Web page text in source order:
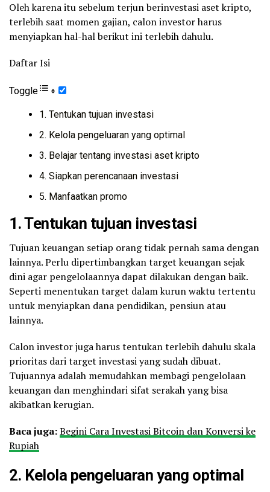
Oleh karena itu sebelum terjun berinvestasi aset kripto,
terlebih saat momen gajian, calon investor harus
menyiapkan hal-hal berikut ini terlebih dahulu.
Daftar Isi
Toggle
1. Tentukan tujuan investasi
2. Kelola pengeluaran yang optimal
3. Belajar tentang investasi aset kripto
4. Siapkan perencanaan investasi
5. Manfaatkan promo
1. Tentukan tujuan investasi
Tujuan keuangan setiap orang tidak pernah sama dengan
lainnya. Perlu dipertimbangkan target keuangan sejak
dini agar pengelolaannya dapat dilakukan dengan baik.
Seperti menentukan target dalam kurun waktu tertentu
untuk menyiapkan dana pendidikan, pensiun atau
lainnya.
Calon investor juga harus tentukan terlebih dahulu skala
prioritas dari target investasi yang sudah dibuat.
Tujuannya adalah memudahkan membagi pengelolaan
keuangan dan menghindari sifat serakah yang bisa
akibatkan kerugian.
Baca juga:Begini Cara Investasi Bitcoin dan Konversi ke
Rupiah
2. Kelola pengeluaran yang optimal